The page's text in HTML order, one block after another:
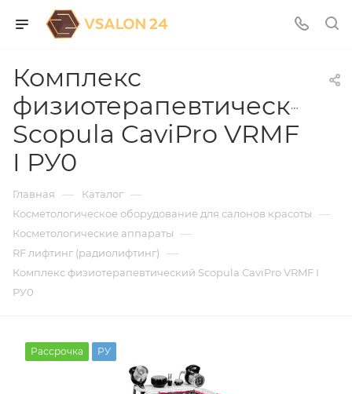
Комплекс
физиотерапевтический
Scopula CaviPro VRMF
I РУ0
Главная — Каталог —
Косметологическое оборудование для салонов красоты —
Косметологические аппараты —
RF лифтинг (радиолифтинг) —
Комплекс физиотерапевтический Scopula CaviPro VRMF I
РУ0
Рассрочка РУ